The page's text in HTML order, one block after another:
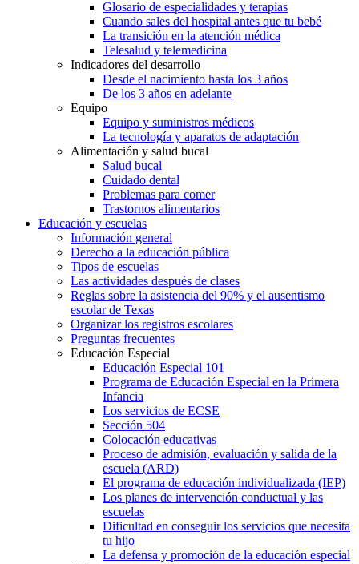
Glosario de especialidades y terapias
Cuando sales del hospital antes que tu bebé
La transición en la atención médica
Telesalud y telemedicina
Indicadores del desarrollo
Desde el nacimiento hasta los 3 años
De los 3 años en adelante
Equipo
Equipo y suministros médicos
La tecnología y aparatos de adaptación
Alimentación y salud bucal
Salud bucal
Cuidado dental
Problemas para comer
Trastornos alimentarios
Educación y escuelas
Información general
Derecho a la educación pública
Tipos de escuelas
Las actividades después de clases
Reglas sobre la asistencia del 90% y el ausentismo
escolar de Texas
Organizar los registros escolares
Preguntas frecuentes
Educación Especial
Educación Especial 101
Programa de Educación Especial en la Primera
Infancia
Los servicios de ECSE
Sección 504
Colocación educativas
Proceso de admisión, evaluación y salida de la
escuela (ARD)
El programa de educación individualizada (IEP)
Los planes de intervención conductual y las
escuelas
Dificultad en conseguir los servicios que necesita
tu hijo
La defensa y promoción de la educación especial